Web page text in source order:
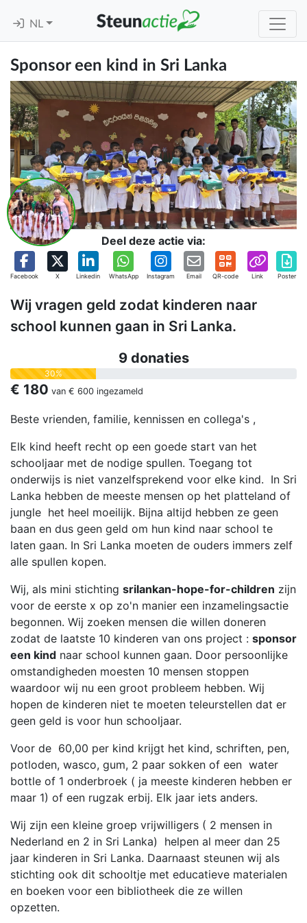
NL
Sponsor een kind in Sri Lanka
Deel deze actie via:
Facebook X Linkedin WhatsApp Instagram Email QR-code Link Poster
Wij vragen geld zodat kinderen naar
school kunnen gaan in Sri Lanka.
9 donaties
30%
€ 180 van € 600 ingezameld
Beste vrienden, familie, kennissen en collega's ,
Elk kind heeft recht op een goede start van het
schooljaar met de nodige spullen. Toegang tot
onderwijs is niet vanzelfsprekend voor elke kind. In Sri
Lanka hebben de meeste mensen op het platteland of
jungle het heel moeilijk. Bijna altijd hebben ze geen
baan en dus geen geld om hun kind naar school te
laten gaan. In Sri Lanka moeten de ouders immers zelf
alle spullen kopen.
Wij, als mini stichting srilankan-hope-for-children zijn
voor de eerste x op zo'n manier een inzamelingsactie
begonnen. Wij zoeken mensen die willen doneren
zodat de laatste 10 kinderen van ons project : sponsor
een kind naar school kunnen gaan. Door persoonlijke
omstandigheden moesten 10 mensen stoppen
waardoor wij nu een groot probleem hebben. Wij
hopen de kinderen niet te moeten teleurstellen dat er
geen geld is voor hun schooljaar.
Voor de 60,00 per kind krijgt het kind, schriften, pen,
potloden, wasco, gum, 2 paar sokken of een water
bottle of 1 onderbroek ( ja meeste kinderen hebben er
maar 1) of een rugzak erbij. Elk jaar iets anders.
Wij zijn een kleine groep vrijwilligers ( 2 mensen in
Nederland en 2 in Sri Lanka) helpen al meer dan 25
jaar kinderen in Sri Lanka. Daarnaast steunen wij als
stichting ook dit schooltje met educatieve materialen
en boeken voor een bibliotheek die ze willen
opzetten.